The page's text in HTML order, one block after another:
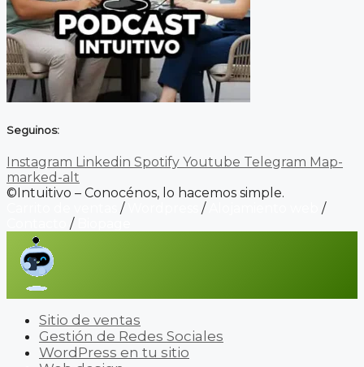
Seguinos:
Instagram Linkedin Spotify Youtube Telegram Map-
marked-alt
©Intuitivo – Conocénos, lo hacemos simple.
/ /
/
/
Sitio de ventas
Gestión de Redes Sociales
WordPress en tu sitio